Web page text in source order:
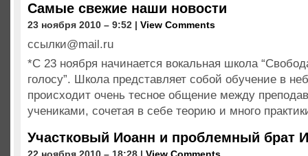
Самые свежие наши новости
23 ноября 2010 – 9:52 | View Comments
ссылки@mail.ru
*C 23 ноября начинается вокальная школа
голосу”. Школа представляет собой обучение в
происходит очень тесное общение между
учениками, сочетая в себе теорию и много
Участковый Иоанн и проблемный брат